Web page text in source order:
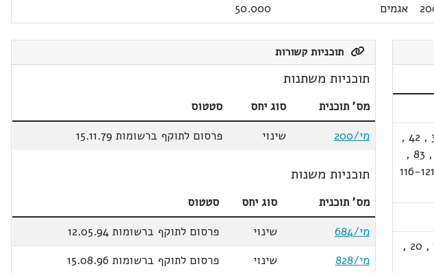
אגמים 50.000
,
42
,
,
83
,
116-121
,
20
,
תוכניות קשורות
תוכניות משתנות
מס' תוכנית סוג יחס
סטטוס
מי/200
שינוי פרסום לתוקף ברשומות 15.11.79
תוכניות משנות
מס' תוכנית סוג יחס
סטטוס
מי/684
שינוי
פרסום לתוקף ברשומות 12.05.94
מי/828
שינוי
פרסום לתוקף ברשומות 15.08.96